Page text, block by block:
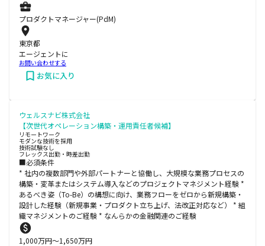
プロダクトマネージャー(PdM)
東京都
エージェントに
お問い合わせする
お気に入り
ウェルスナビ株式会社
【次世代オペレーション構築・運用責任者候補】
リモートワーク
モダンな技術を採用
技術試験なし
フレックス出勤・時差出勤
■必須条件
* 社内の複数部門や外部パートナーと協働し、大規模な業務プロセスの
構築・変革またはシステム導入などのプロジェクトマネジメント経験 *
あるべき姿（To-Be）の構想に向け、業務フローをゼロから新規構築・
設計した経験（新規事業・プロダクト立ち上げ、法改正対応など） * 組
織マネジメントのご経験 * なんらかの金融関連のご経験
1,000万円〜1,650万円